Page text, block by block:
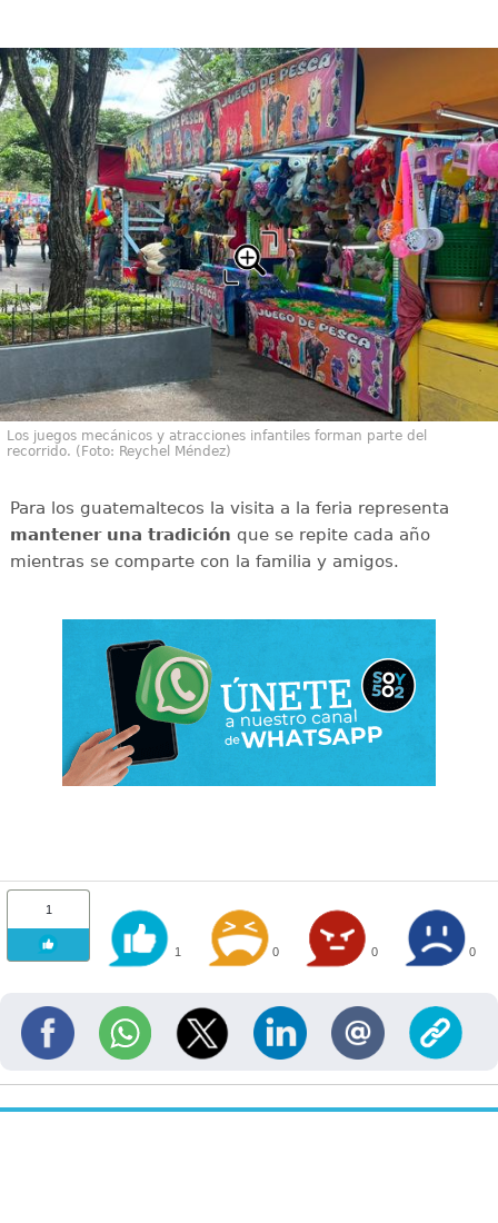
Los juegos mecánicos y atracciones infantiles forman parte del
recorrido. (Foto: Reychel Méndez)
Para los guatemaltecos la visita a la feria representa
mantener una tradición que se repite cada año
mientras se comparte con la familia y amigos.
1
1 0 0 0